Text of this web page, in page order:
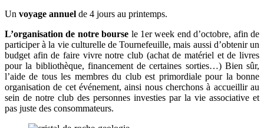
Un voyage annuel de 4 jours au printemps.
L’organisation de notre bourse le 1er week end d’octobre, afin de
participer à la vie culturelle de Tournefeuille, mais aussi d’obtenir un
budget afin de faire vivre notre club (achat de matériel et de livres
pour la bibliothèque, financement de certaines sorties…) Bien sûr,
l’aide de tous les membres du club est primordiale pour la bonne
organisation de cet événement, ainsi nous cherchons à accueillir au
sein de notre club des personnes investies par la vie associative et
pas juste des consommateurs.